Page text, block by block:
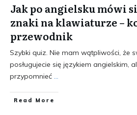
Jak po angielsku mówi
znaki na klawiaturze –
przewodnik
Szybki quiz. Nie mam wątpliwości, że
posługujecie się językiem angielskim,
przypomnieć
​Read More